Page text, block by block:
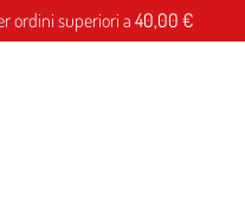
3366236
SEGUICI
ordini superiori a 40,00 €